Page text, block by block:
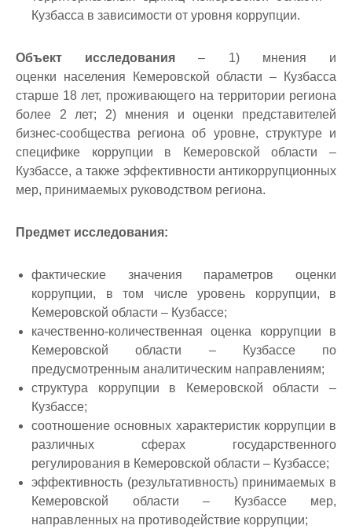
Кузбасса в зависимости от уровня коррупции.
Объект исследования – 1) мнения и
оценки населения Кемеровской области – Кузбасса
старше 18 лет, проживающего на территории региона
более 2 лет; 2) мнения и оценки представителей
бизнес-сообщества региона об уровне, структуре и
специфике коррупции в Кемеровской области –
Кузбассе, а также эффективности антикоррупционных
мер, принимаемых руководством региона.
Предмет исследования:
фактические значения параметров оценки
коррупции, в том числе уровень коррупции, в
Кемеровской области – Кузбассе;
качественно-количественная оценка коррупции в
Кемеровской области – Кузбассе по
предусмотренным аналитическим направлениям;
структура коррупции в Кемеровской области –
Кузбассе;
соотношение основных характеристик коррупции в
различных сферах государственного
регулирования в Кемеровской области – Кузбассе;
эффективность (результативность) принимаемых в
Кемеровской области – Кузбассе мер,
направленных на противодействие коррупции;